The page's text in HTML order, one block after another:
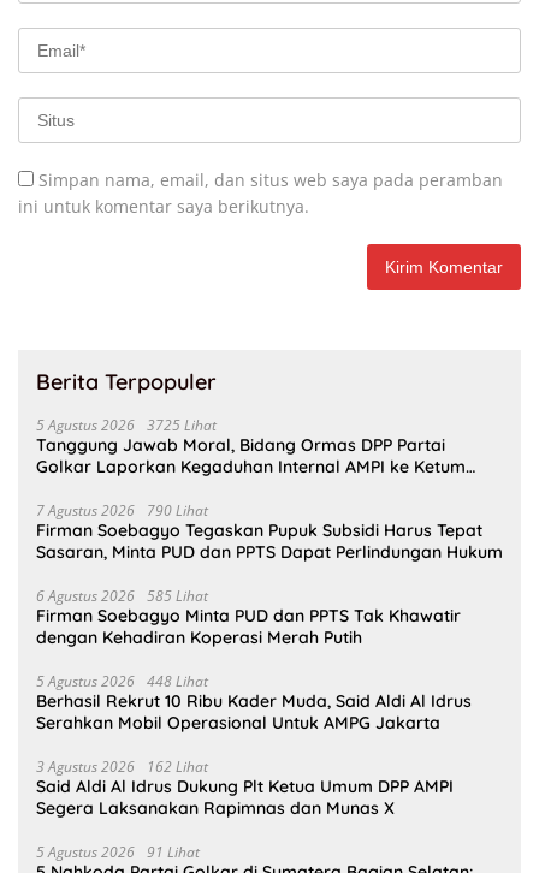
Simpan nama, email, dan situs web saya pada peramban
ini untuk komentar saya berikutnya.
Berita Terpopuler
5 Agustus 2026 3725 Lihat
Tanggung Jawab Moral, Bidang Ormas DPP Partai
Golkar Laporkan Kegaduhan Internal AMPI ke Ketum
7 Agustus 2026 790 Lihat
Firman Soebagyo Tegaskan Pupuk Subsidi Harus Tepat
Sasaran, Minta PUD dan PPTS Dapat Perlindungan Hukum
6 Agustus 2026 585 Lihat
Firman Soebagyo Minta PUD dan PPTS Tak Khawatir
dengan Kehadiran Koperasi Merah Putih
5 Agustus 2026 448 Lihat
Berhasil Rekrut 10 Ribu Kader Muda, Said Aldi Al Idrus
Serahkan Mobil Operasional Untuk AMPG Jakarta
3 Agustus 2026 162 Lihat
Said Aldi Al Idrus Dukung Plt Ketua Umum DPP AMPI
Segera Laksanakan Rapimnas dan Munas X
5 Agustus 2026 91 Lihat